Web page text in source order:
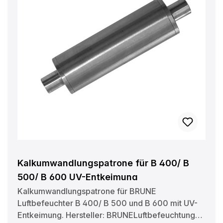
Schwarzacher Str. 13 D-74858 Aglasterhausen
06262-5454 mail@brune.info
Kalkumwandlungspatrone für B 400/ B
500/ B 600 UV-Entkeimung
Kalkumwandlungspatrone für BRUNE
Luftbefeuchter B 400/ B 500 und B 600 mit UV-
Entkeimung. Hersteller: BRUNELuftbefeuchtung